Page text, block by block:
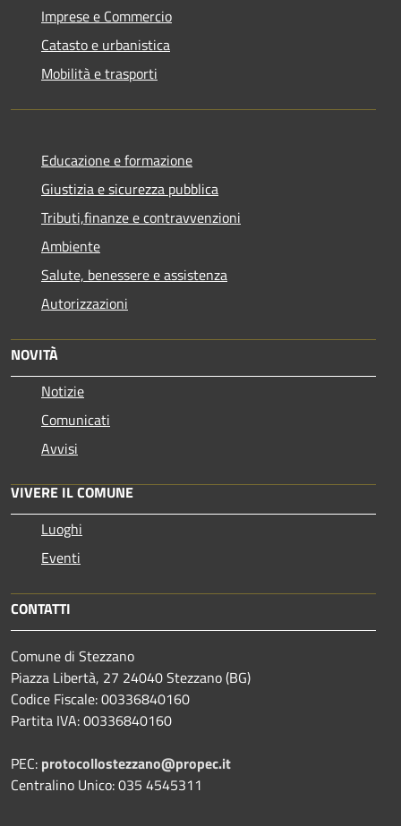
Imprese e Commercio
Catasto e urbanistica
Mobilità e trasporti
Educazione e formazione
Giustizia e sicurezza pubblica
Tributi,finanze e contravvenzioni
Ambiente
Salute, benessere e assistenza
Autorizzazioni
NOVITÀ
Notizie
Comunicati
Avvisi
VIVERE IL COMUNE
Luoghi
Eventi
CONTATTI
Comune di Stezzano
Piazza Libertà, 27 24040 Stezzano (BG)
Codice Fiscale: 00336840160
Partita IVA: 00336840160
PEC: protocollostezzano@propec.it
Centralino Unico: 035 4545311